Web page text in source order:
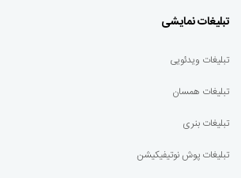
تبلیغات نمایشی
تبلیغات ویدئویی
تبلیغات همسان
تبلیغات بنری
تبلیغات پوش نوتیفیکیشن